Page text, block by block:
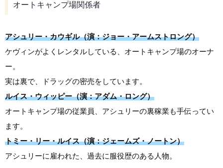
オートキャンプ場関係者
アシュリー・カウギル（演：ジョー・アームストロング）
ケヴィンがよくレンタルしている、オートキャンプ場のオーナ
ー。
実は裏で、ドラッグの密売をしています。
ルイス・ウィッピー（演：アダム・ロング）
オートキャンプ場の従業員、アシュリーの裏稼業も手伝ってい
ます。
トミー・リー・ルイス（演：ジェームズ・ノートン）
アシュリーに雇われた、過去に服役歴のある人物。